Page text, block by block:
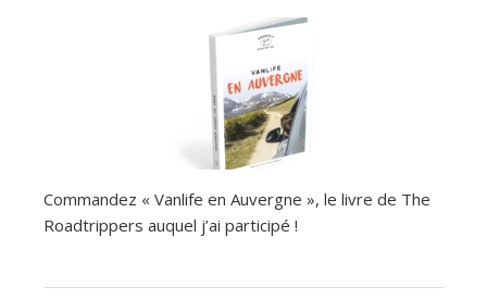
Commandez « Vanlife en Auvergne », le livre de The
Roadtrippers auquel j’ai participé !